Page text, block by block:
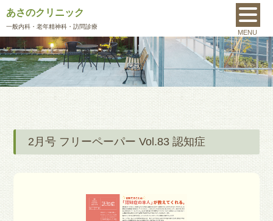
あさのクリニック
一般内科 ・老年精神科・訪問診療
MENU
2月号 フリーペーパー Vol.83 認知症
MENU